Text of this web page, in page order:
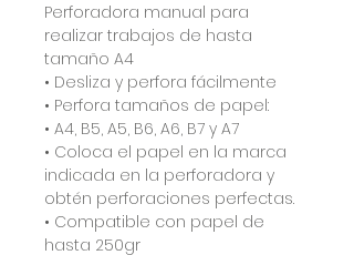
Perforadora manual para
realizar trabajos de hasta
tamaño A4
• Desliza y perfora fácilmente
• Perfora tamaños de papel:
• A4, B5, A5, B6, A6, B7 y A7
• Coloca el papel en la marca
indicada en la perforadora y
obtén perforaciones perfectas.
• Compatible con papel de
hasta 250gr